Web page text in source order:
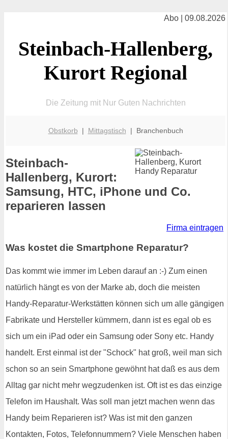
Abo | 09.08.2026
Steinbach-Hallenberg,
Kurort Regional
Die Zeitung mit Nur Guten Nachrichten
Obstkorb | Mittagstisch | Branchenbuch
Steinbach-
Hallenberg, Kurort:
Samsung, HTC, iPhone und Co.
reparieren lassen
Firma eintragen
Was kostet die Smartphone Reparatur?
Das kommt wie immer im Leben darauf an :-) Zum einen
natürlich hängt es von der Marke ab, doch die meisten
Handy-Reparatur-Werkstätten können sich um alle gängigen
Fabrikate und Hersteller kümmern, dann ist es egal ob es
sich um ein iPad oder ein Samsung oder Sony etc. Handy
handelt. Erst einmal ist der "Schock" hat groß, weil man sich
schon so an sein Smartphone gewöhnt hat daß es aus dem
Alltag gar nicht mehr wegzudenken ist. Oft ist es das einzige
Telefon im Haushalt. Was soll man jetzt machen wenn das
Handy beim Reparieren ist? Was ist mit den ganzen
Kontakten, Fotos, Telefonnummern? Viele Menschen haben